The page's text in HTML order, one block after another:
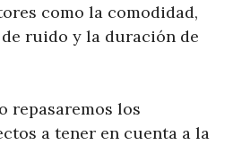
como la comodidad,
ruido y la duración de
repasaremos los
a tener en cuenta a la